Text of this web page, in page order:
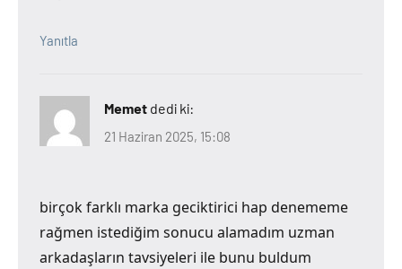
Yanıtla
Memet dedi ki:
21 Haziran 2025, 15:08
birçok farklı marka geciktirici hap denememe
rağmen istediğim sonucu alamadım uzman
arkadaşların tavsiyeleri ile bunu buldum